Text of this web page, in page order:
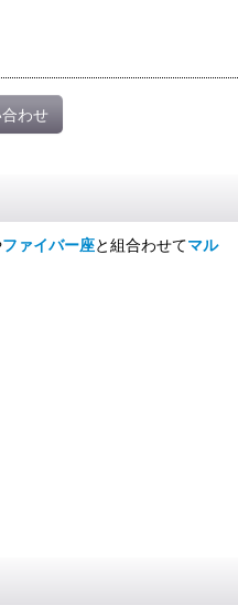
わせ
ファイバー座と組合わせてマル